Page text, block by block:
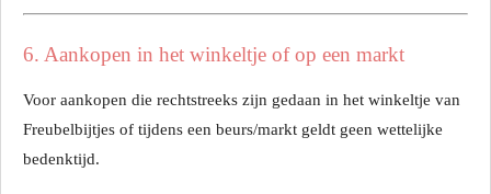
6. Aankopen in het winkeltje of op een markt
Voor aankopen die rechtstreeks zijn gedaan in het winkeltje van
Freubelbijtjes of tijdens een beurs/markt geldt geen wettelijke
bedenktijd.